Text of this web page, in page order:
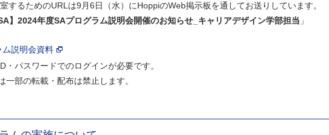
るためのURLは9月6日（水）にHoppiのWeb掲示板を通してお送りしています。
SA】2024年度SAプログラム説明会開催のお知らせ_キャリアデザイン学部担当 」
ム説明会資料
スワードでのログインが必要です。
の転載・配布は禁止します。